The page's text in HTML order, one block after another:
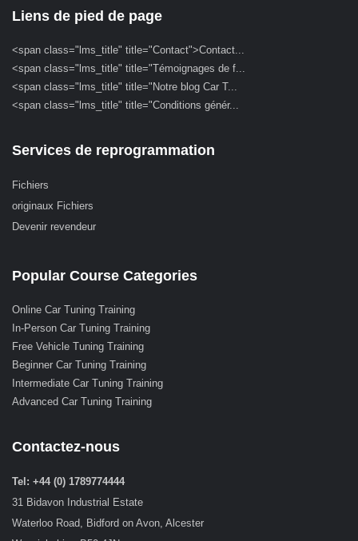
Liens de pied de page
<span class="lms_title" title="Contact">Contact...
<span class="lms_title" title="Témoignages de f...
<span class="lms_title" title="Notre blog Car T...
<span class="lms_title" title="Conditions génér...
Services de reprogrammation
Fichiers
originaux Fichiers
Devenir revendeur
Popular Course Categories
Online Car Tuning Training
In-Person Car Tuning Training
Free Vehicle Tuning Training
Beginner Car Tuning Training
Intermediate Car Tuning Training
Advanced Car Tuning Training
Contactez-nous
Tel: +44 (0) 1789774444
31 Bidavon Industrial Estate
Waterloo Road, Bidford on Avon, Alcester